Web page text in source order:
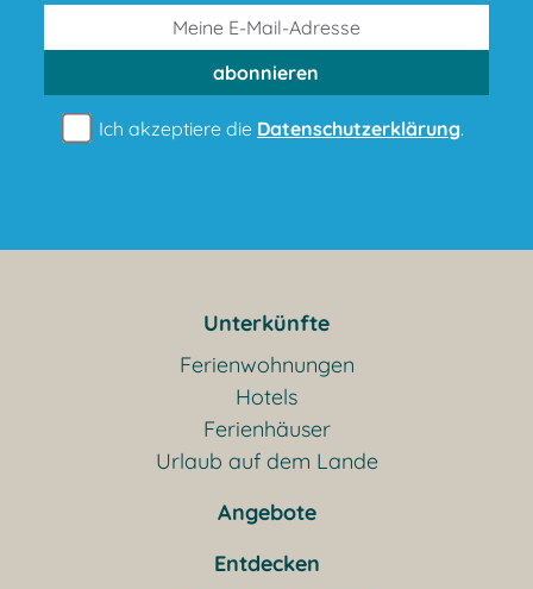
abonnieren
Ich akzeptiere die Datenschutzerklärung.
Unterkünfte
Ferienwohnungen
Hotels
Ferienhäuser
Urlaub auf dem Lande
Angebote
Entdecken